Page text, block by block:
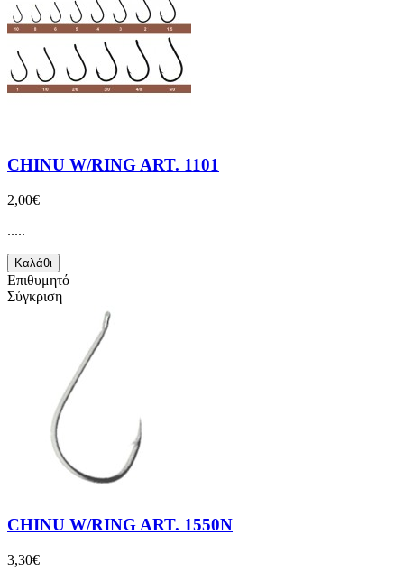
CHINU W/RING ART. 1101
2,00€
.....
Καλάθι
Επιθυμητό
Σύγκριση
CHINU W/RING ART. 1550N
3,30€